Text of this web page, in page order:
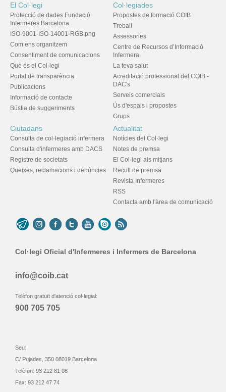
El Col·legi
Protecció de dades Fundació
Infermeres Barcelona
ISO-9001-ISO-14001-RGB.png
Com ens organitzem
Consentiment de comunicacions
Què és el Col·legi
Portal de transparència
Publicacions
Informació de contacte
Bústia de suggeriments
Col·legiades
Propostes de formació COIB
Treball
Assessories
Centre de Recursos d’Informació
Infermera
La teva salut
Acreditació professional del COIB -
DAC's
Serveis comercials
Ús d'espais i propostes
Grups
Ciutadans
Consulta de col·legiació infermera
Consulta d'infermeres amb DACS
Registre de societats
Queixes, reclamacions i denúncies
Actualitat
Notícies del Col·legi
Notes de premsa
El Col·legi als mitjans
Recull de premsa
Revista Infermeres
RSS
Contacta amb l'àrea de comunicació
Col·legi Oficial d'Infermeres i Infermers de Barcelona
info@coib.cat
Telèfon gratuït d'atenció col·legial:
900 705 705
Seu:
C/ Pujades, 350 08019 Barcelona
Telèfon: 93 212 81 08
Fax: 93 212 47 74